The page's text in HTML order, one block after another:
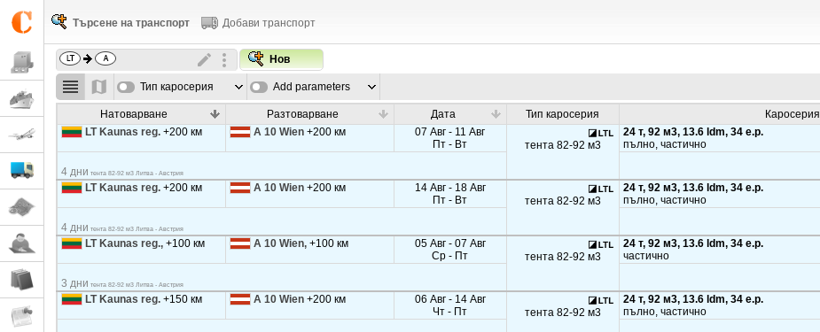
Търсене на транспорт Добави транспорт
Нов
Тип каросерия Add parameters
Натоварване Разтоварване Дата Тип каросерия Каросерия
LT Kaunas reg. +200 км A 10 Wien +200 км
07 Авг - 11 Авг
Пт - Вт
тента 82-92 м3
24 т, 92 м3, 13.6 ldm, 34 e.p.
пълно, частично
4 дни тента 82-92 м3 Литва - Австрия
LT Kaunas reg. +200 км A 10 Wien +200 км
14 Авг - 18 Авг
Пт - Вт
тента 82-92 м3
24 т, 92 м3, 13.6 ldm, 34 e.p.
пълно, частично
4 дни тента 82-92 м3 Литва - Австрия
LT Kaunas reg., +100 км A 10 Wien, +100 км
05 Авг - 07 Авг
Ср - Пт
тента 82-92 м3
24 т, 92 м3, 13.6 ldm, 34 e.p.
частично
3 дни тента 82-92 м3 Литва - Австрия
LT Kaunas reg. +150 км A 10 Wien +200 км
06 Авг - 14 Авг
Чт - Пт
тента 82-92 м3
24 т, 92 м3, 13.6 ldm, 34 e.p.
пълно, частично